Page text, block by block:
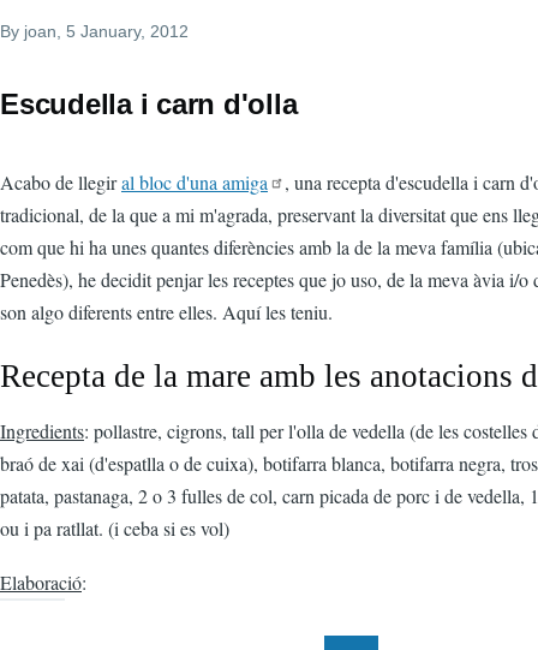
By joan, 5 January, 2012
Escudella i carn d'olla
Acabo de llegiral bloc d'una amiga
, una recepta d'escudella i carn
tradicional, de la que a mi m'agrada, preservant la diversitat que ens
com que hi ha unes quantes diferències amb la de la meva família
Penedès), he decidit penjar les receptes que jo uso, de la meva àvia i/o
son algo diferents entre elles. Aquí les teniu.
Recepta de la mare amb les anotacions
Ingredients: pollastre, cigrons, tall per l'olla de vedella (de les costelles
braó de xai (d'espatlla o de cuixa), botifarra blanca, botifarra negra,
patata, pastanaga, 2 o 3 fulles de col, carn picada de porc i de vedella,
ou i pa ratllat. (i ceba si es vol)
Elaboració: